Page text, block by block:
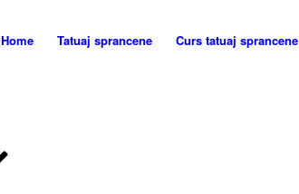
Home Tatuaj sprancene Curs tatuaj sprancene